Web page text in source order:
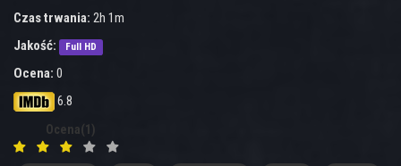
Czas trwania: 2h 1m
Jakość:
Full HD
Ocena: 0
6.8
Ocena(1)